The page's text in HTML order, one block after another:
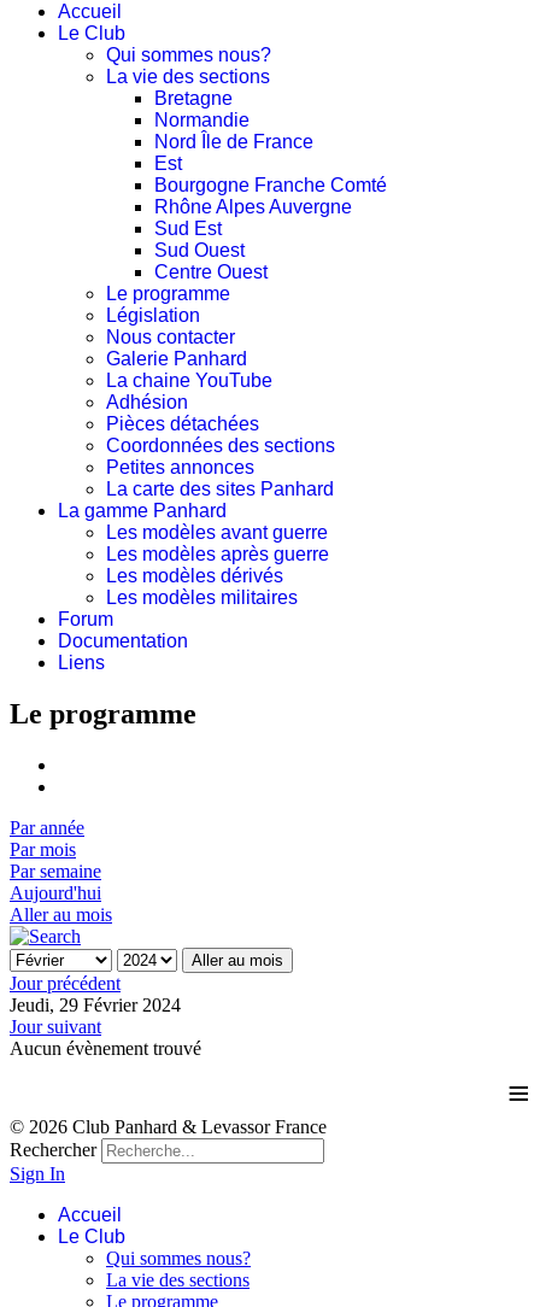
Accueil
Le Club
Qui sommes nous?
La vie des sections
Bretagne
Normandie
Nord Île de France
Est
Bourgogne Franche Comté
Rhône Alpes Auvergne
Sud Est
Sud Ouest
Centre Ouest
Le programme
Législation
Nous contacter
Galerie Panhard
La chaine YouTube
Adhésion
Pièces détachées
Coordonnées des sections
Petites annonces
La carte des sites Panhard
La gamme Panhard
Les modèles avant guerre
Les modèles après guerre
Les modèles dérivés
Les modèles militaires
Forum
Documentation
Liens
Le programme
Par année
Par mois
Par semaine
Aujourd'hui
Aller au mois
Aller au mois
Jour précédent
Jeudi, 29 Février 2024
Jour suivant
Aucun évènement trouvé
≡
© 2026 Club Panhard & Levassor France
Rechercher
Sign In
Accueil
Le Club
Qui sommes nous?
La vie des sections
Le programme